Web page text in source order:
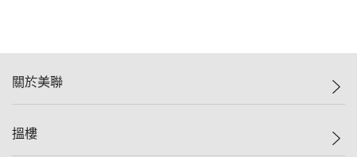
關於美聯
美聯集團
搵樓